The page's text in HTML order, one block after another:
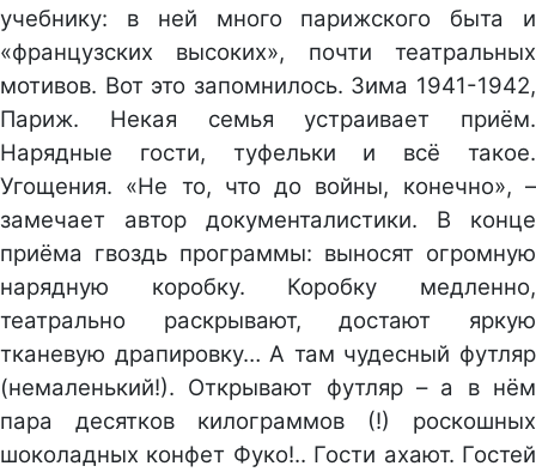
учебнику: в ней много парижского быта и
«французских высоких», почти театральных
мотивов. Вот это запомнилось. Зима 1941-1942,
Париж. Некая семья устраивает приём.
Нарядные гости, туфельки и всё такое.
Угощения. «Не то, что до войны, конечно», –
замечает автор документалистики. В конце
приёма гвоздь программы: выносят огромную
нарядную коробку. Коробку медленно,
театрально раскрывают, достают яркую
тканевую драпировку… А там чудесный футляр
(немаленький!). Открывают футляр – а в нём
пара десятков килограммов (!) роскошных
шоколадных конфет Фуко!.. Гости ахают. Гостей